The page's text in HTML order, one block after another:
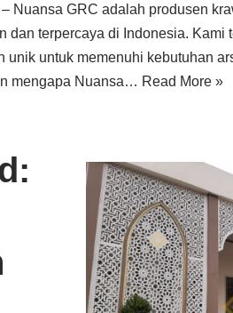
Nuansa GRC adalah produsen
dan terpercaya di Indonesia. Kami
unik untuk memenuhi kebutuhan
mengapa Nuansa… Read More »